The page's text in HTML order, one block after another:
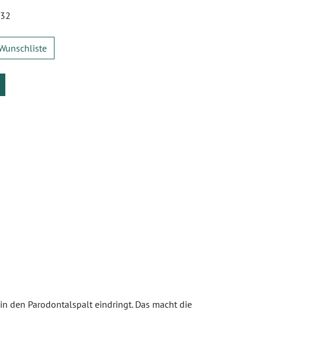
den Parodontalspalt eindringt. Das macht die